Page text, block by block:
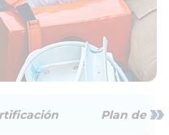
Plan de »